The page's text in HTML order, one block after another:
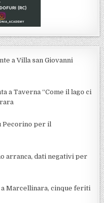
a Villa san Giovanni
a Taverna “Come il lago ci
Pecorino per il
arranca, dati negativi per
Marcellinara, cinque feriti